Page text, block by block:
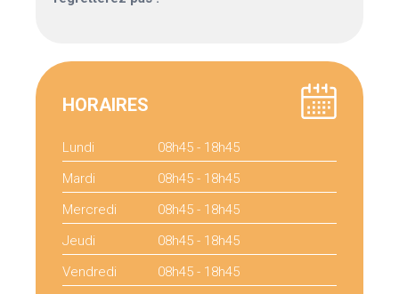
HORAIRES
Lundi
08h45 - 18h45
Mardi
08h45 - 18h45
Mercredi
08h45 - 18h45
Jeudi
08h45 - 18h45
Vendredi
08h45 - 18h45